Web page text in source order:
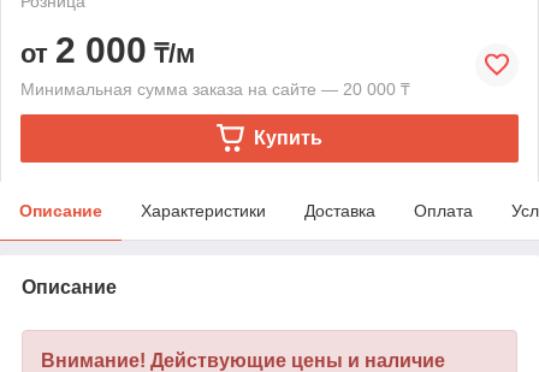
от 2 000 ₸/м
Минимальная сумма заказа на сайте — 20 000 ₸
Купить
Описание Характеристики Доставка Оплата
Описание
Внимание! Действующие цены и наличие